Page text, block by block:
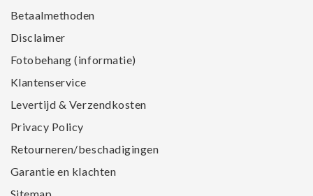
Betaalmethoden
Disclaimer
Fotobehang (informatie)
Klantenservice
Levertijd & Verzendkosten
Privacy Policy
Retourneren/beschadigingen
Garantie en klachten
Sitemap